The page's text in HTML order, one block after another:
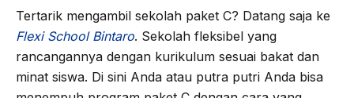
Tertarik mengambil sekolah paket C? Datang saja ke
Flexi School Bintaro. Sekolah fleksibel yang
rancangannya dengan kurikulum sesuai bakat dan
minat siswa. Di sini Anda atau putra putri Anda bisa